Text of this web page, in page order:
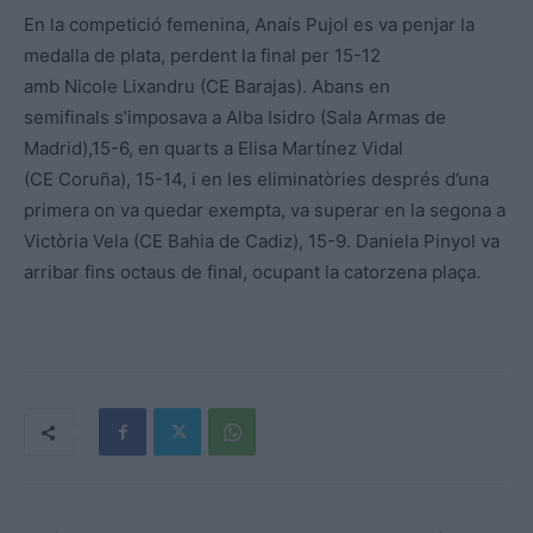
En la competició femenina, Anaís Pujol es va penjar la
medalla de plata, perdent la final per 15-12
amb Nicole Lixandru (CE Barajas). Abans en
semifinals s’imposava a Alba Isidro (Sala Armas de
Madrid),15-6, en quarts a Elisa Martínez Vidal
(CE Coruña), 15-14, i en les eliminatòries després d’una
primera on va quedar exempta, va superar en la segona a
Victòria Vela (CE Bahia de Cadiz), 15-9. Daniela Pinyol va
arribar fins octaus de final, ocupant la catorzena plaça.